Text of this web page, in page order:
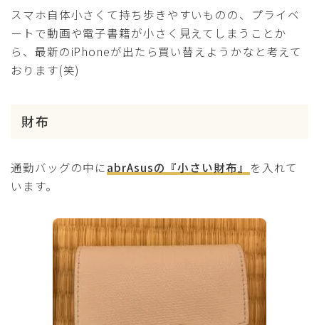
スマホ自体小さくて持ち歩きやすいものの、プライベ
ートで動画や電子書籍が小さく見えてしまうことか
ら、最新のiPhoneが出たら買い替えようかなと考えて
おります(笑)
財布
通勤バッグの中にabrAsusの『小さい財布』 を入れて
います。